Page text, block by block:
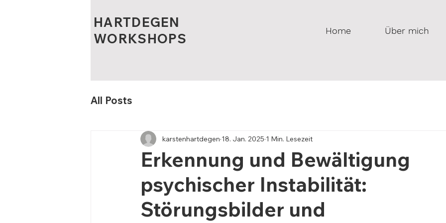
HARTDEGEN
WORKSHOPS
Home Über mich
All Posts
Erkennung und Bewältigung
psychischer Instabilität:
Störungsbilder und
karstenhartdegen 18. Jan. 2025 1 Min. Lesezeit